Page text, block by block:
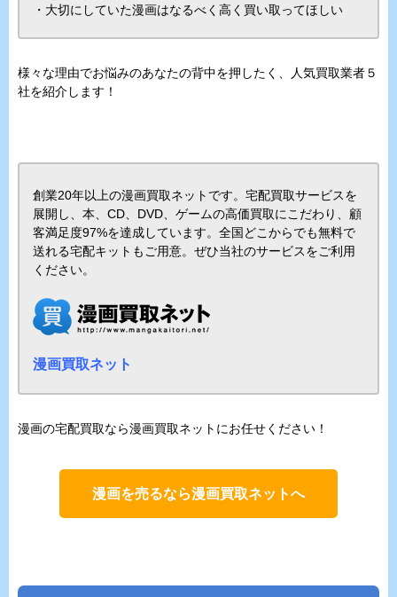
・大切にしていた漫画はなるべく高く買い取ってほしい
様々な理由でお悩みのあなたの背中を押したく、人気買取業者５
社を紹介します！
創業20年以上の漫画買取ネットです。宅配買取サービスを
展開し、本、CD、DVD、ゲームの高価買取にこだわり、顧
客満足度97%を達成しています。全国どこからでも無料で
送れる宅配キットもご用意。ぜひ当社のサービスをご利用
ください。
漫画買取ネット
漫画の宅配買取なら漫画買取ネットにお任せください！
漫画を売るなら漫画買取ネットへ